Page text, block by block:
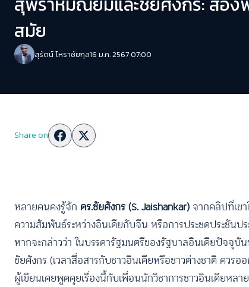
สมัย
สุรัตน์ โหราชัยกุล16 ม.ค. 2567 07:00
Share on
หลายคนคงรู้จัก ดร.ชัยศังกร (S. Jaishankar) จากคลิปที่เข
ความสัมพันธ์ระหว่างอินเดียกับจีน หรือการประชดประชัน
หากจะกล่าวว่า ในบรรดารัฐมนตรีของรัฐบาลอินเดียปัจจุบั
ชัยศังกร (เวลาสื่อสารกับชาวอินเดียหรือชาวต่างชาติ ควรอ
ผู้เขียนเคยพูดคุยเรื่องนี้กับเพื่อนนักวิชาการชาวอินเดียหล